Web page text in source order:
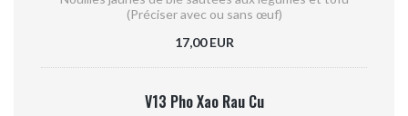
(Préciser avec ou sans œuf)
17,00 EUR
V13 Pho Xao Rau Cu